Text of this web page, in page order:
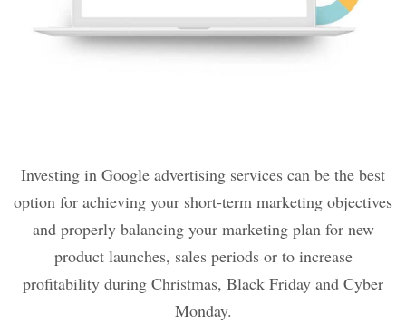
Investing in Google advertising services can be the best
option for achieving your short-term marketing objectives
and properly balancing your marketing plan for new
product launches, sales periods or to increase
profitability during Christmas, Black Friday and Cyber
Monday.